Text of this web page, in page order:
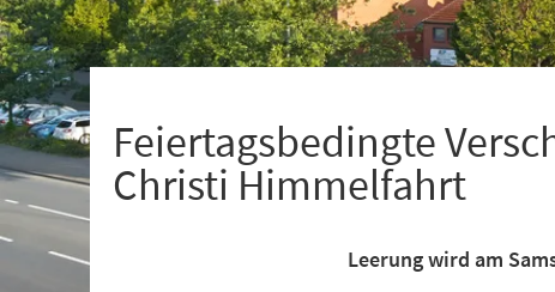
+
1
Feiertagsbedingte
Christi Himmelfahrt
Leerung wird am